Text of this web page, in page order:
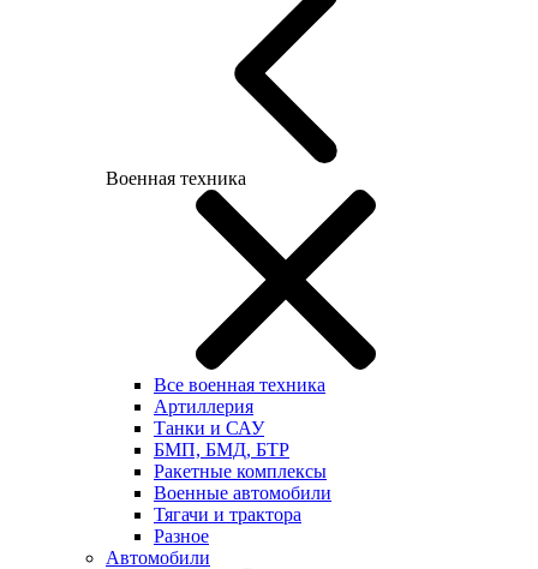
Военная техника
Все военная техника
Артиллерия
Танки и САУ
БМП, БМД, БТР
Ракетные комплексы
Военные автомобили
Тягачи и трактора
Разное
Автомобили